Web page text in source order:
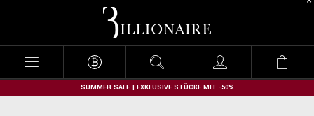
l
l
o
n
SUMMER SALE | EXKLUSIVE STÜCKE MIT -50%